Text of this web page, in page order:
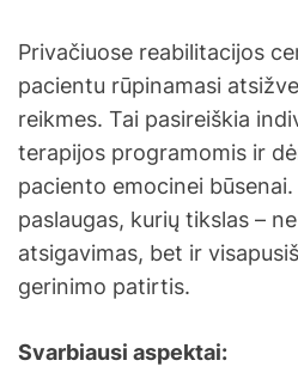
Privačiuose reabilitacijos
pacientu rūpinamasi
reikmes. Tai pasireiškia
terapijos programomis ir
paciento emocinei
paslaugas, kurių tikslas –
atsigavimas, bet ir
gerinimo patirtis.
Svarbiausi aspektai: